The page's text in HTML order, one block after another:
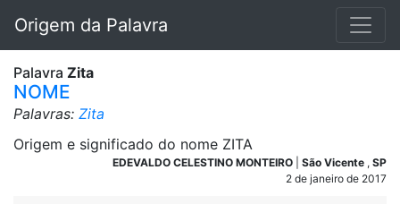
Origem da Palavra
Palavra Zita
NOME
Palavras: Zita
Origem e significado do nome ZITA
EDEVALDO CELESTINO MONTEIRO São Vicente , SP
2 de janeiro de 2017